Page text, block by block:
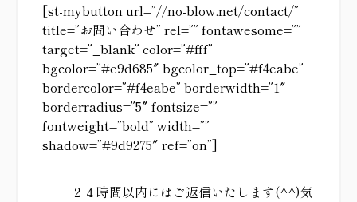
[st-mybutton url=”//no-blow.net/contact/”
title=”お問い合わせ” rel=”” fontawesome=””
target=”_blank” color=”#fff”
bgcolor=”#e9d685″ bgcolor_top=”#f4eabe”
bordercolor=”#f4eabe” borderwidth=”1″
borderradius=”5″ fontsize=””
fontweight=”bold” width=””
shadow=”#9d9275″ ref=”on”]
２４時間以内にはご返信いたします(^^)気